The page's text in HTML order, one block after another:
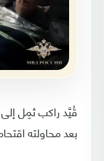
قُيَّد راكب ثمِل إلى
بعد محاولته